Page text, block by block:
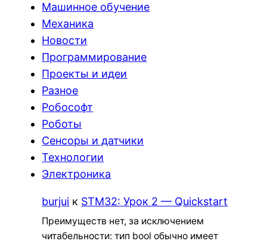
Машинное обучение
Механика
Новости
Программирование
Проекты и идеи
Разное
Робософт
Роботы
Сенсоры и датчики
Технологии
Электроника
burjui к STM32: Урок 2 — Quickstart
Преимуществ нет, за исключением
читабельности: тип bool обычно имеет